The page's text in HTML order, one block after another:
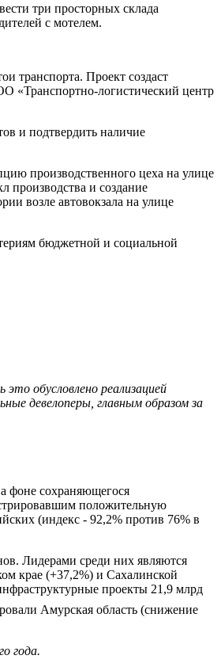
три просторных склада
с мотелем.
транспорта. Проект создаст
«Транспортно-логистический центр
и подтвердить наличие
производственного цеха на улице
производства и создание
возле автовокзала на улице
бюджетной и социальной
обусловлено реализацией
девелоперы, главным образом за
фоне сохраняющегося
положительную
(индекс - 92,2% против 76% в
Лидерами среди них являются
крае (+37,2%) и Сахалинской
проекты 21,9 млрд
Амурская область (снижение
года.